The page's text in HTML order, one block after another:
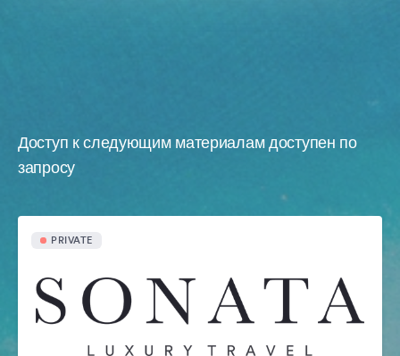
Доступ к следующим материалам доступен по
запросу
PRIVATE